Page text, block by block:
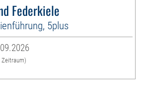
Federkiele
5plus
Zeitraum)